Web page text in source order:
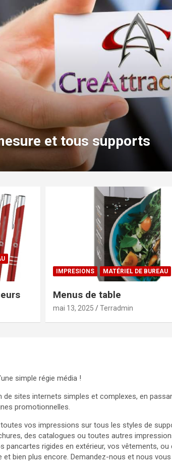
de Suisse-
IMPRESIONS MATÉRIEL DE BUREAU
Menus de table
mai 13, 2025 Terradmin
simple régie média !
sites internets simples et complexes, en
promotionnelles.
vos impressions sur tous les styles de
des catalogues ou toutes autres
pancartes rigides en extérieur, vos vêtements,
et bien plus encore. Demandez-nous et nous